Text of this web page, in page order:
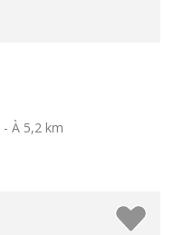
- À 5,2 km